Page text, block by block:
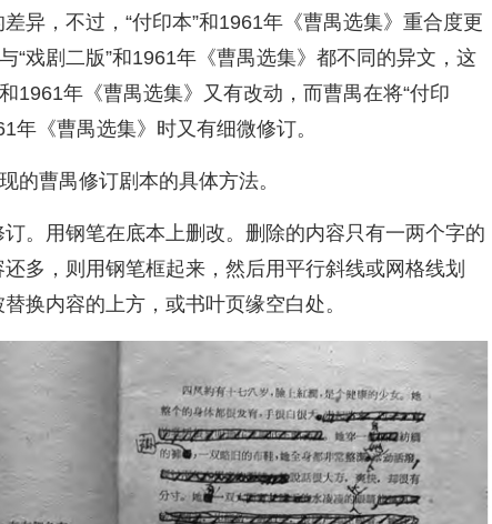
异，不过，“付印本”和1961年《曹禺选集》重合度更
“戏剧二版”和1961年《曹禺选集》都不同的异文，这
1961年《曹禺选集》又有改动，而曹禺在将“付印
年《曹禺选集》时又有细微修订。
的曹禺修订剧本的具体方法。
订。用钢笔在底本上删改。删除的内容只有一两个字的
多，则用钢笔框起来，然后用平行斜线或网格线划
换内容的上方，或书叶页缘空白处。